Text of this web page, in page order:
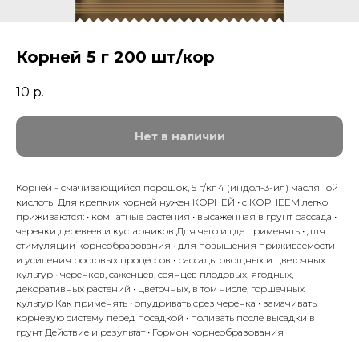
Корней 5 г 200 шт/кор
10 р.
Нет в наличии
Корней - смачивающийся порошок, 5 г/кг 4 (индол-3-ил) масляной
кислоты Для крепких корней нужен КОРНЕЙ • с КОРНЕЕМ легко
приживаются: • комнатные растения • высаженная в грунт рассада •
черенки деревьев и кустарников Для чего и где применять • для
стимуляции корнеобразования • для повышения приживаемости
и усиления ростовых процессов • рассады овощных и цветочных
культур • черенков, саженцев, сеянцев плодовых, ягодных,
декоративных растений • цветочных, в том числе, горшечных
культур Как применять • опудривать срез черенка • замачивать
корневую систему перед посадкой • поливать после высадки в
грунт Действие и результат • Гормон корнеобразования